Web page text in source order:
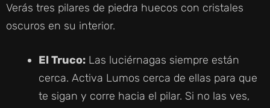
Verás tres pilares de piedra huecos con cristales
oscuros en su interior.
El Truco: Las luciérnagas siempre están
cerca. Activa Lumos cerca de ellas para que
te sigan y corre hacia el pilar. Si no las ves,